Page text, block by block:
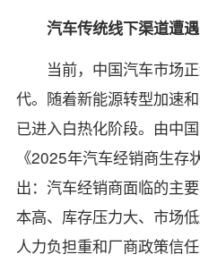
汽车传统线下渠道遭
当前，中国汽车市场
代。随着新能源转型加速
已进入白热化阶段。由中
《2025年汽车经销商生存
出：汽车经销商面临的主
本高、库存压力大、市场
人力负担重和厂商政策信